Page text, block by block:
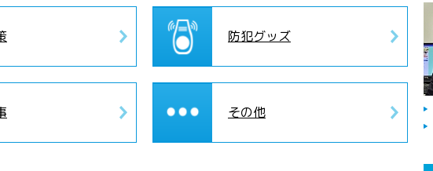
防犯グッズ
その他